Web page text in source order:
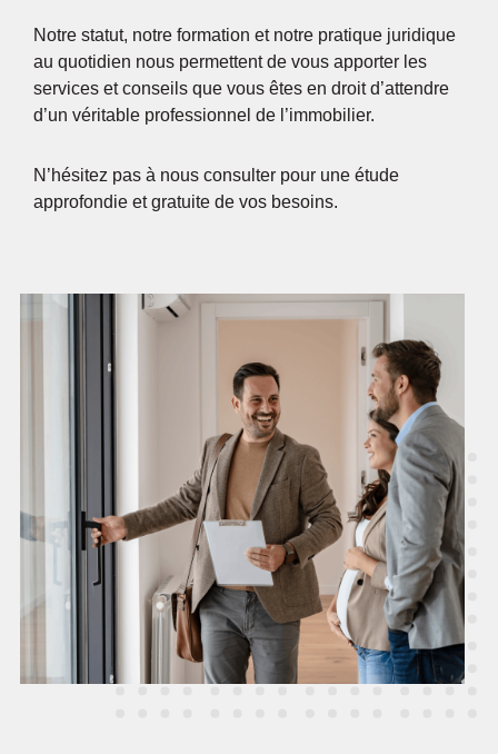
Notre statut, notre formation et notre pratique juridique
au quotidien nous permettent de vous apporter les
services et conseils que vous êtes en droit d’attendre
d’un véritable professionnel de l’immobilier.
N’hésitez pas à nous consulter pour une étude
approfondie et gratuite de vos besoins.